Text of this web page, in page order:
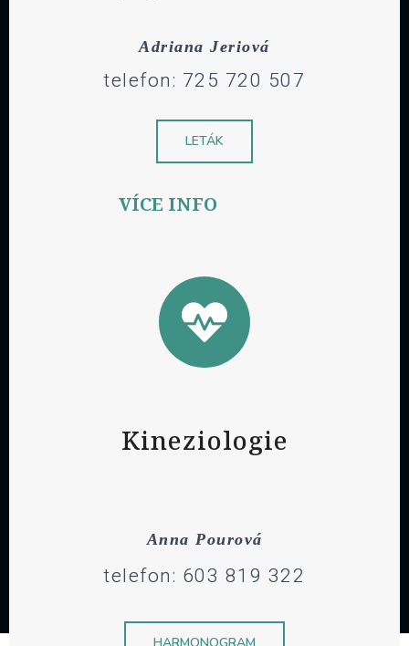
Adriana Jeriová
telefon: 725 720 507
LETÁK
VÍCE INFO
Kineziologie
Anna Pourová
telefon: 603 819 322